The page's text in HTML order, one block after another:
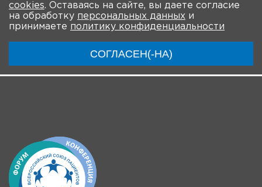
cookies. Оставаясь на сайте, вы даете согласие
на обработку персональных данных и
принимаете политику конфиденциальности
СОГЛАСЕН(-НА)
О Форуме Участники Программа
Трансляции Партнеры